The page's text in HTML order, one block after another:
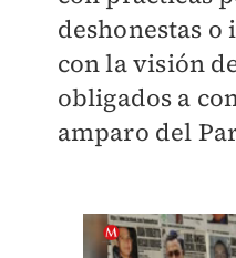
deshonestas
con la visión
obligados a
amparo del